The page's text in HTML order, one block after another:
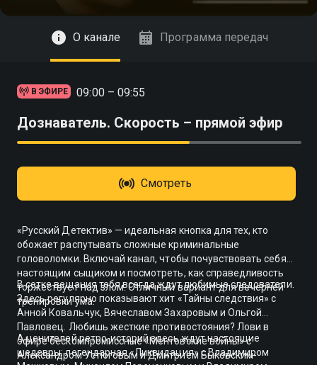
Смотреть
О канале Программа передач
В ЭФИРЕ 09:00 – 09:55
Дознаватель. Скорость – прямой эфир
Смотреть
«Русский Детектив» — идеальная кнопка для тех, кто
обожает распутывать сложные криминальные
головоломки. Включай канал, чтобы почувствовать себя
настоящим сыщиком и посмотреть, как справедливость
торжествует над злом. Отличный вариант для вечерней
тренировки ума.
В сетке вещания тебя всегда ждут любимые следователи.
Здесь регулярно показывают хит «Тайны следствия» с
Анной Ковальчук, Вячеславом Захаровым и Ольгой
Павловец. Любишь жесткие противостояния? Лови в
эфире бескомпромиссные «Ментовские войны» с
Александром Устюговым и Дмитрием Быковским-
А ценителей ретро-историй здесь ждут настоящие
шедевры: легендарная «Ликвидация» с Владимиром